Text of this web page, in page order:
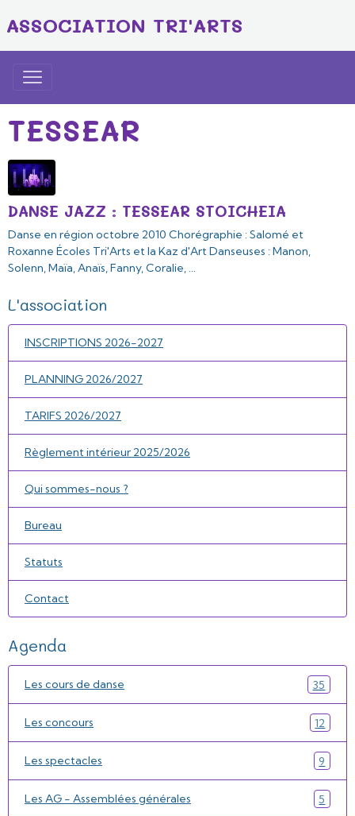
ASSOCIATION TRI'ARTS
TESSEAR
DANSE JAZZ : TESSEAR STOICHEIA
Danse en région octobre 2010 Chorégraphie : Salomé et
Roxanne Écoles Tri'Arts et la Kaz d'Art Danseuses : Manon,
Solenn, Maïa, Anaïs, Fanny, Coralie, ...
L'association
INSCRIPTIONS 2026-2027
PLANNING 2026/2027
TARIFS 2026/2027
Règlement intérieur 2025/2026
Qui sommes-nous ?
Bureau
Statuts
Contact
Agenda
Les cours de danse 35
Les concours 12
Les spectacles 9
Les AG - Assemblées générales 5